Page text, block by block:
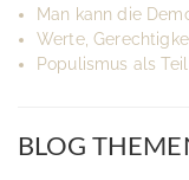
Man kann die
Werte,
Populismus als
BLOG